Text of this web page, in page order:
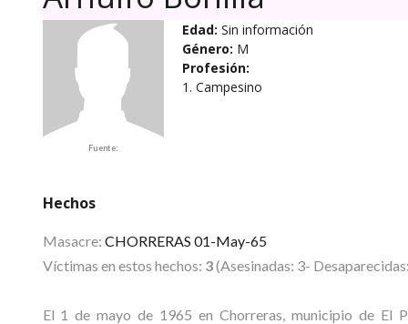
Fuente:
Edad: Sin información
Género: M
Profesión:
1. Campesino
Hechos
Masacre: CHORRERAS 01-May-65
Víctimas en estos hechos: 3(Asesinadas: 3-
El 1 de mayo de 1965 en Chorreras, municipio de El